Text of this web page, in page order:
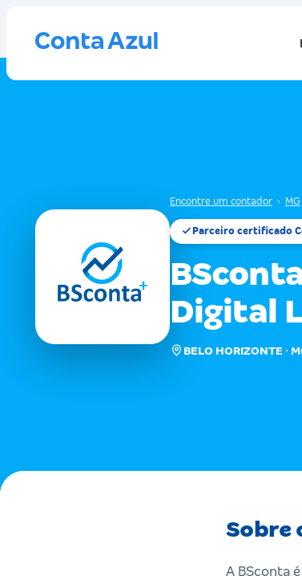
Encontre um contador › MG
Parceiro certificado
Digital
BELO HORIZONTE ·
Sobre
A BSconta